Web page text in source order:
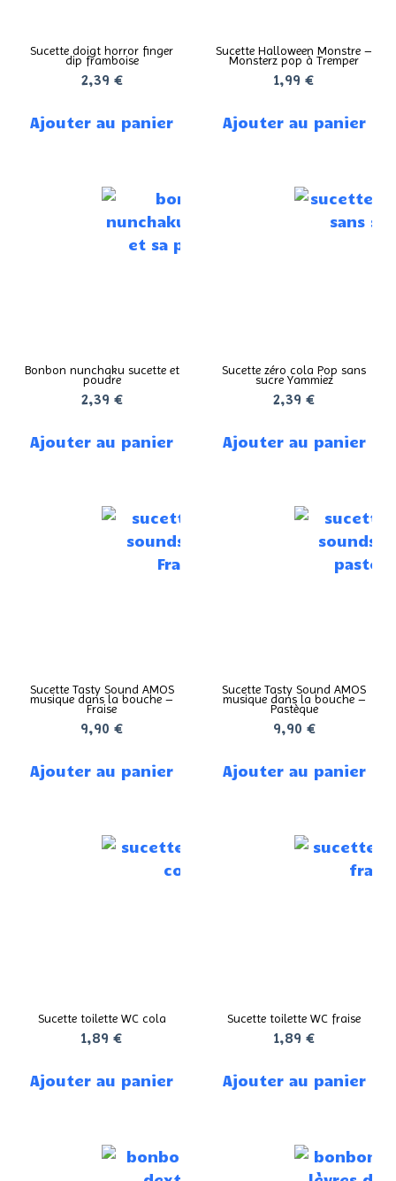
Sucette doigt horror finger
dip framboise
2,39 €
Ajouter au panier
Sucette Halloween Monstre –
Monsterz pop à Tremper
1,99€
Ajouter au panier
Bonbon nunchaku sucette et
poudre
2,39 €
Ajouter au panier
Sucette zéro cola Pop sans
sucre Yammiez
2,39€
Ajouter au panier
Sucette Tasty Sound AMOS
musique dans la bouche –
Fraise
9,90€
Ajouter au panier
Sucette Tasty Sound AMOS
musique dans la bouche –
Pastèque
9,90 €
Ajouter au panier
Sucette toilette WC cola
1,89€
Ajouter au panier
Sucette toilette WC fraise
1,89 €
Ajouter au panier